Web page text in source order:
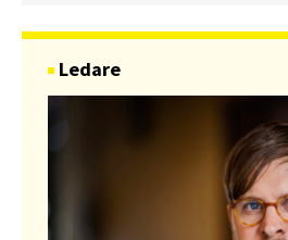
Ledare